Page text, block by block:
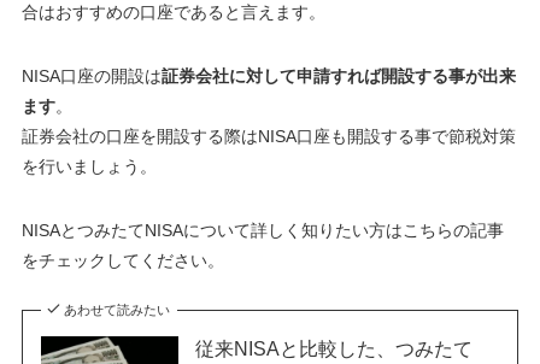
合はおすすめの口座であると言えます。
NISA口座の開設は証券会社に対して申請すれば開設する事が出来
ます。
証券会社の口座を開設する際はNISA口座も開設する事で節税対策
を行いましょう。
NISAとつみたてNISAについて詳しく知りたい方はこちらの記事
をチェックしてください。
あわせて読みたい
従来NISAと比較した、つみたて